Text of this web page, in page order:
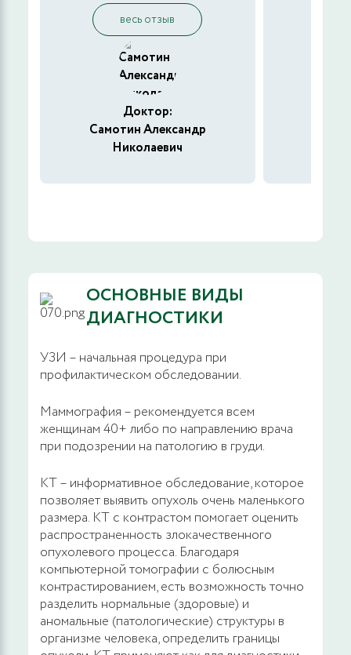
весь отзыв
Доктор:
Самотин Александр
Николаевич
ОСНОВНЫЕ ВИДЫ
ДИАГНОСТИКИ
УЗИ – начальная процедура при
профилактическом обследовании.
Маммография – рекомендуется всем
женщинам 40+ либо по направлению врача
при подозрении на патологию в груди.
КТ – информативное обследование, которое
позволяет выявить опухоль очень маленького
размера. КТ с контрастом помогает оценить
распространенность злокачественного
опухолевого процесса. Благодаря
компьютерной томографии с болюсным
контрастированием, есть возможность точно
разделить нормальные (здоровые) и
аномальные (патологические) структуры в
организме человека, определить границы